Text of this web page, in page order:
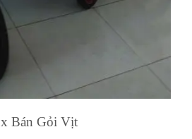
Bán Gỏi Vịt